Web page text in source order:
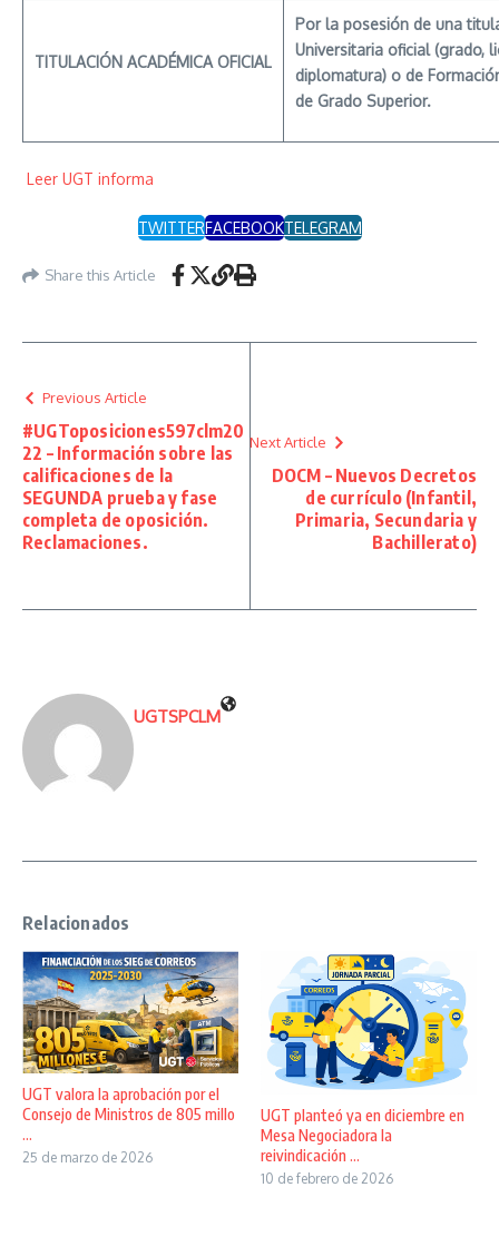
TITULACIÓN ACADÉMICA OFICIAL
Por la posesión de una
Universitaria oficial (grado,
diplomatura) o de
de Grado Superior.
Leer UGT informa
TWITTERFACEBOOKTELEGRAM
Share this Article
Previous Article
#UGToposiciones597clm20
22 – Información sobre las
calificaciones de la
SEGUNDA prueba y fase
completa de oposición.
Reclamaciones.
Next Article
DOCM – Nuevos Decretos
de currículo (Infantil,
Primaria, Secundaria y
Bachillerato)
UGTSPCLM
Relacionados
UGT valora la aprobación por el
Consejo de Ministros de 805 millo
...
25 de marzo de 2026
UGT planteó ya en diciembre en
Mesa Negociadora la
reivindicación ...
10 de febrero de 2026